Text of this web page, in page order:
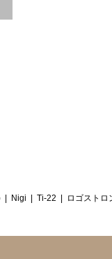
Nigi Ti-22 ロゴストロ